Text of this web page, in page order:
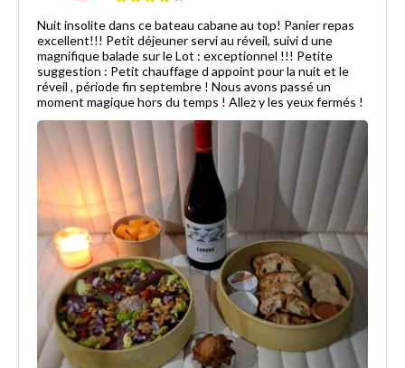
Nuit insolite dans ce bateau cabane au top! Panier repas
excellent!!! Petit déjeuner servi au réveil, suivi d une
magnifique balade sur le Lot : exceptionnel !!! Petite
suggestion : Petit chauffage d appoint pour la nuit et le
réveil , période fin septembre ! Nous avons passé un
moment magique hors du temps ! Allez y les yeux fermés !